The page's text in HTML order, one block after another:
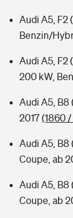
Audi A5, F2
Benzin/
Audi A5, F2
200 kW,
Audi A5, B8
2017(1860 /
Audi A5, B8
Coupe, ab
Audi A5, B8
Coupe, ab